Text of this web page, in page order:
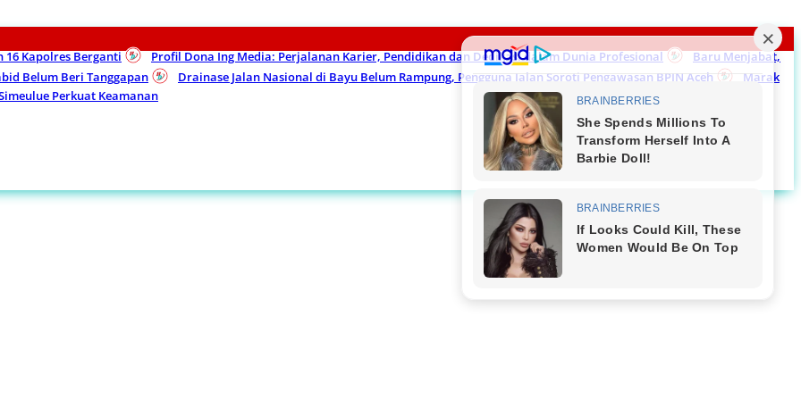
16 Kapolres Berganti
Profil Dona Ing Media: Perjalanan Karier, Pendidikan dan Dedikasi dalam Dunia Profesional
Baru Menjabat,
Belum Beri Tanggapan
Drainase Jalan Nasional di Bayu Belum Rampung, Pengguna Jalan Soroti Pengawasan BPJN Aceh
Marak
Perkuat Keamanan